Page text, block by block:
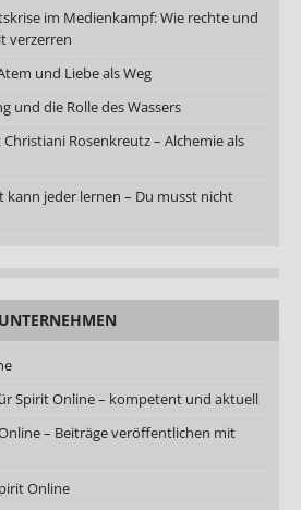
im Medienkampf: Wie rechte und
verzerren
und Liebe als Weg
und die Rolle des Wassers
Rosenkreutz – Alchemie als
kann jeder lernen – Du musst nicht
UNTERNEHMEN
Spirit Online – kompetent und aktuell
– Beiträge veröffentlichen mit
Online